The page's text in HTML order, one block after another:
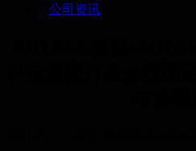
公司资讯